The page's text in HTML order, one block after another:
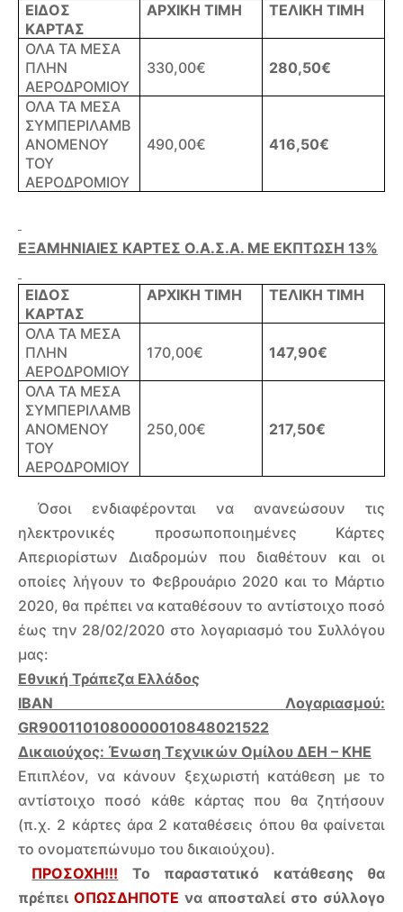
ΕΙΔΟΣ
ΚΑΡΤΑΣ
ΑΡΧΙΚΗ ΤΙΜΗ ΤΕΛΙΚΗ ΤΙΜΗ
ΟΛΑ ΤΑ ΜΕΣΑ
ΠΛΗΝ
ΑΕΡΟΔΡΟΜΙΟΥ
330,00€ 280,50€
ΟΛΑ ΤΑ ΜΕΣΑ
ΣΥΜΠΕΡΙΛΑΜΒ
ΑΝΟΜΕΝΟΥ
ΤΟΥ
ΑΕΡΟΔΡΟΜΙΟΥ
490,00€ 416,50€
ΕΞΑΜΗΝΙΑΙΕΣ ΚΑΡΤΕΣ Ο.Α.Σ.Α. ΜΕ ΕΚΠΤΩΣΗ 13%
ΕΙΔΟΣ
ΚΑΡΤΑΣ
ΑΡΧΙΚΗ ΤΙΜΗ ΤΕΛΙΚΗ ΤΙΜΗ
ΟΛΑ ΤΑ ΜΕΣΑ
ΠΛΗΝ
ΑΕΡΟΔΡΟΜΙΟΥ
170,00€ 147,90€
ΟΛΑ ΤΑ ΜΕΣΑ
ΣΥΜΠΕΡΙΛΑΜΒ
ΑΝΟΜΕΝΟΥ
ΤΟΥ
ΑΕΡΟΔΡΟΜΙΟΥ
250,00€ 217,50€
Όσοι ενδιαφέρονται να ανανεώσουν τις
ηλεκτρονικές προσωποποιημένες Κάρτες
Απεριορίστων Διαδρομών που διαθέτουν και οι
οποίες λήγουν το Φεβρουάριο 2020 και το Μάρτιο
2020, θα πρέπει να καταθέσουν το αντίστοιχο ποσό
έως την 28/02/2020 στο λογαριασμό του Συλλόγου
μας:
Εθνική Τράπεζα Ελλάδος
IBAN Λογαριασμού:
GR9001101080000010848021522
Δικαιούχος: Ένωση Τεχνικών Ομίλου ΔΕΗ – ΚΗΕ
Επιπλέον, να κάνουν ξεχωριστή κατάθεση με το
αντίστοιχο ποσό κάθε κάρτας που θα ζητήσουν
(π.χ. 2 κάρτες άρα 2 καταθέσεις όπου θα φαίνεται
το ονοματεπώνυμο του δικαιούχου).
ΠΡΟΣΟΧΗ!!! Το παραστατικό κατάθεσης θα
πρέπει ΟΠΩΣΔΗΠΟΤΕ να αποσταλεί στο σύλλογο